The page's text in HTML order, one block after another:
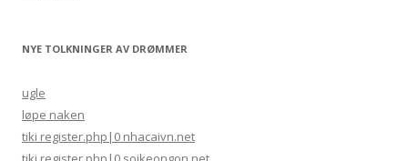
NYE TOLKNINGER AV DRØMMER
ugle
løpe naken
tiki register.php|0 nhacaivn.net